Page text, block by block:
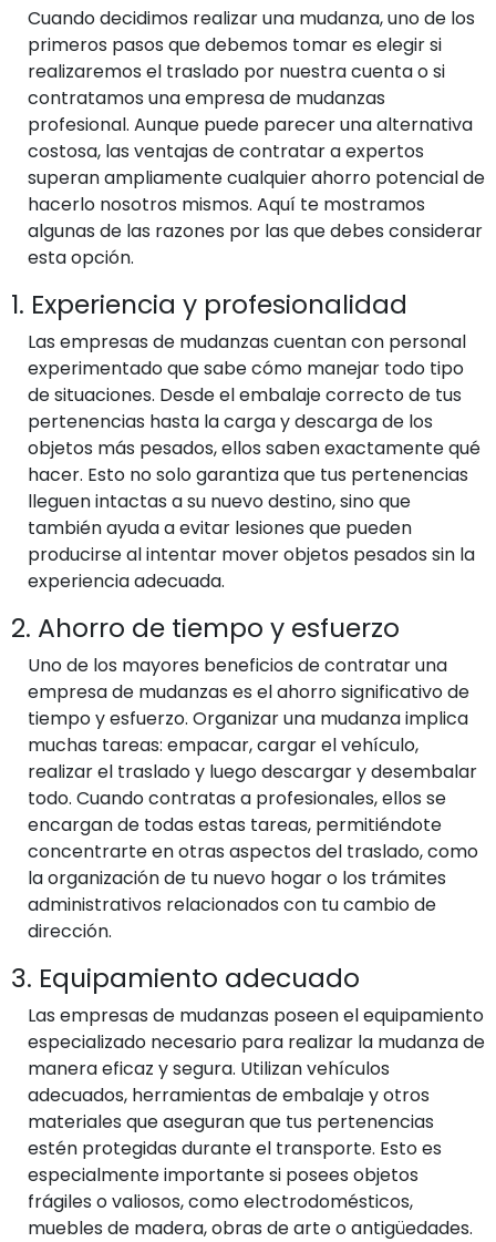
Cuando decidimos realizar una mudanza, uno de los
primeros pasos que debemos tomar es elegir si
realizaremos el traslado por nuestra cuenta o si
contratamos una empresa de mudanzas
profesional. Aunque puede parecer una alternativa
costosa, las ventajas de contratar a expertos
superan ampliamente cualquier ahorro potencial de
hacerlo nosotros mismos. Aquí te mostramos
algunas de las razones por las que debes considerar
esta opción.
1. Experiencia y profesionalidad
Las empresas de mudanzas cuentan con personal
experimentado que sabe cómo manejar todo tipo
de situaciones. Desde el embalaje correcto de tus
pertenencias hasta la carga y descarga de los
objetos más pesados, ellos saben exactamente qué
hacer. Esto no solo garantiza que tus pertenencias
lleguen intactas a su nuevo destino, sino que
también ayuda a evitar lesiones que pueden
producirse al intentar mover objetos pesados sin la
experiencia adecuada.
2. Ahorro de tiempo y esfuerzo
Uno de los mayores beneficios de contratar una
empresa de mudanzas es el ahorro significativo de
tiempo y esfuerzo. Organizar una mudanza implica
muchas tareas: empacar, cargar el vehículo,
realizar el traslado y luego descargar y desembalar
todo. Cuando contratas a profesionales, ellos se
encargan de todas estas tareas, permitiéndote
concentrarte en otras aspectos del traslado, como
la organización de tu nuevo hogar o los trámites
administrativos relacionados con tu cambio de
dirección.
3. Equipamiento adecuado
Las empresas de mudanzas poseen el equipamiento
especializado necesario para realizar la mudanza de
manera eficaz y segura. Utilizan vehículos
adecuados, herramientas de embalaje y otros
materiales que aseguran que tus pertenencias
estén protegidas durante el transporte. Esto es
especialmente importante si posees objetos
frágiles o valiosos, como electrodomésticos,
muebles de madera, obras de arte o antigüedades.